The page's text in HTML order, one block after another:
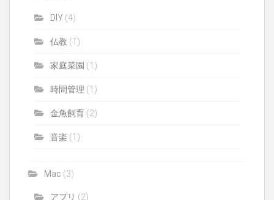
DIY (4)
仏教 (1)
家庭菜園 (1)
時間管理 (1)
金魚飼育 (2)
音楽 (1)
Mac (3)
アプリ (2)